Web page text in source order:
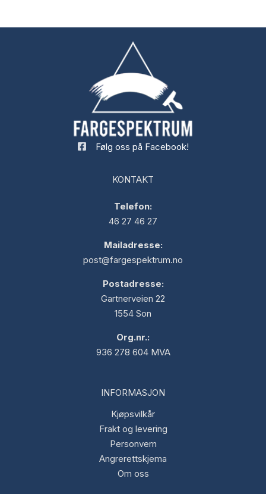
Følg oss på Facebook!
KONTAKT
Telefon:
46 27 46 27
Mailadresse:
post@fargespektrum.no
Postadresse:
Gartnerveien 22
1554 Son
Org.nr.:
936 278 604 MVA
INFORMASJON
Kjøpsvilkår
Frakt og levering
Personvern
Angrerettskjema
Om oss